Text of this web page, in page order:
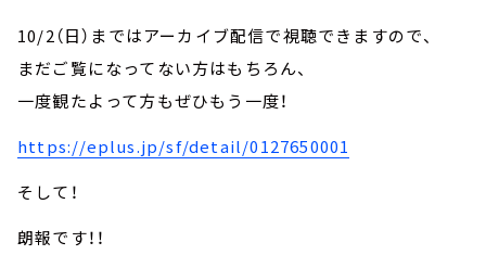
10/2（日）まではアーカイブ配信で視聴できますので、
まだご覧になってない方はもちろん、
一度観たよって方もぜひもう一度！
https://eplus.jp/sf/detail/0127650001
そして！
朗報です！！